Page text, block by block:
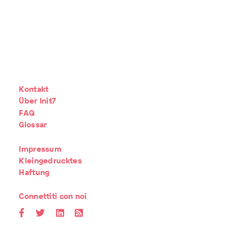
Kontakt
Über Init7
FAQ
Glossar
Impressum
Kleingedrucktes
Haftung
Connettiti con noi